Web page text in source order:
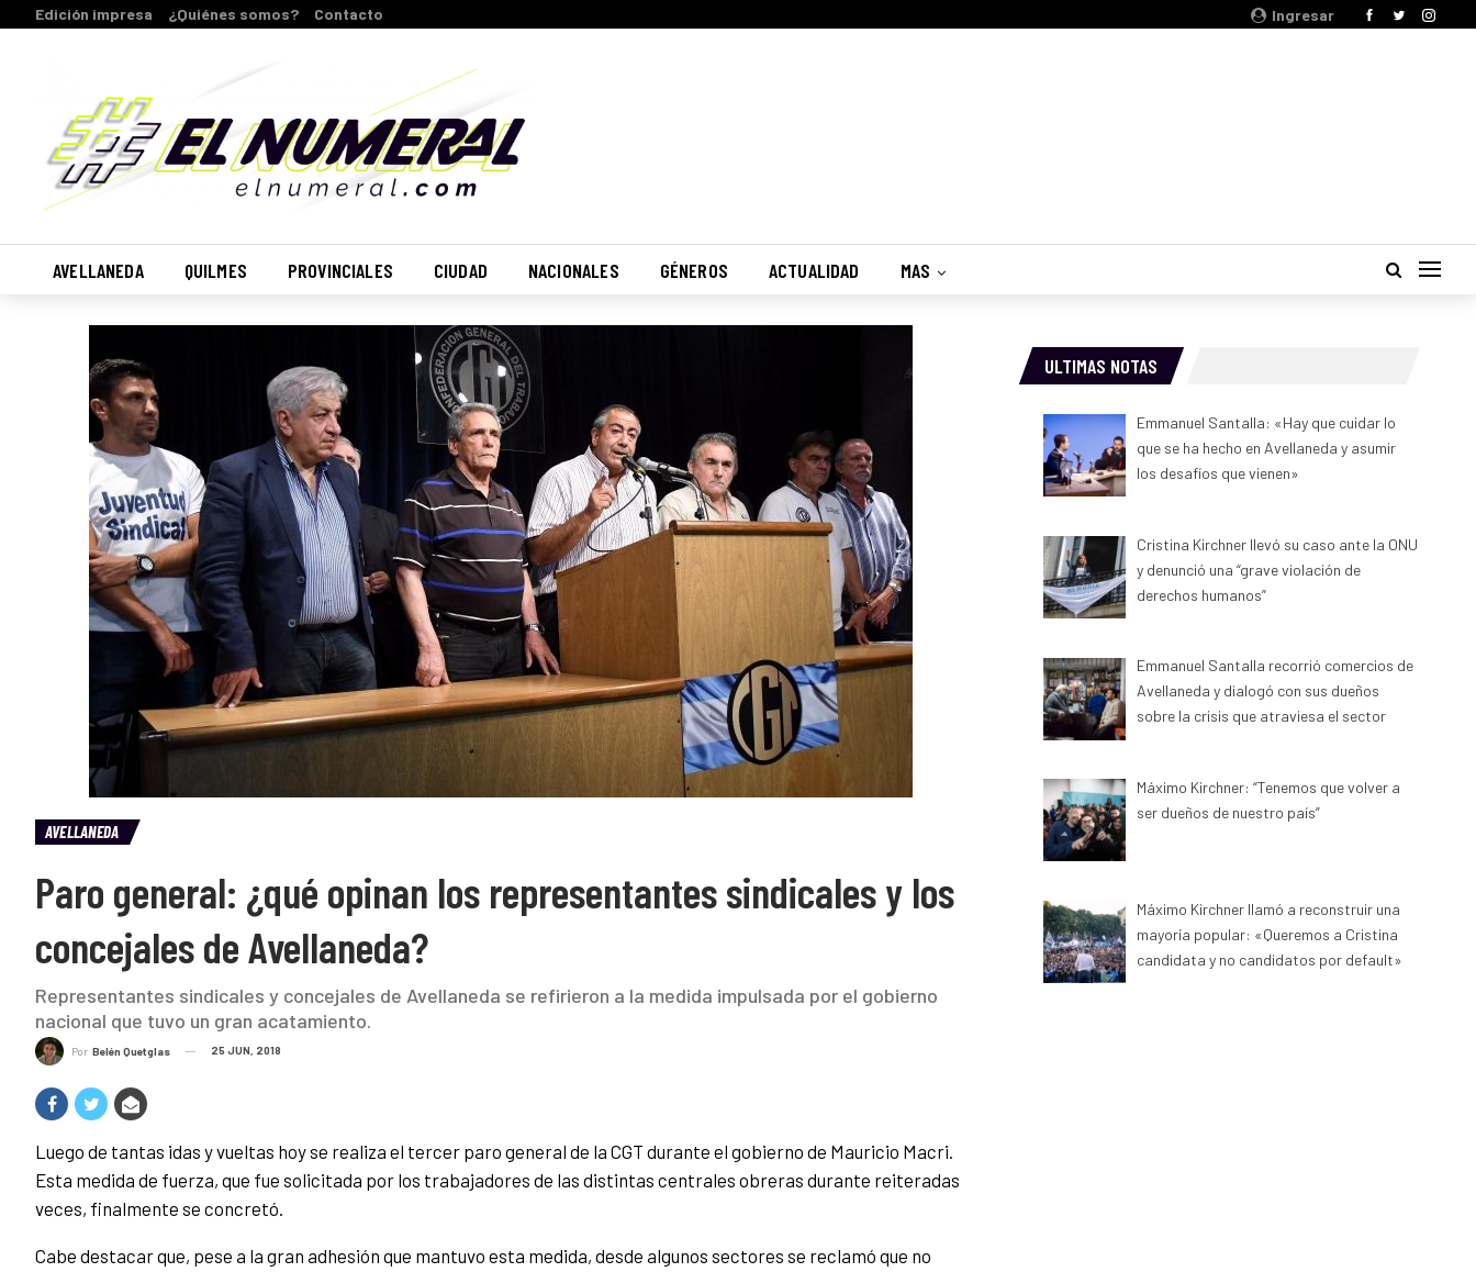
Ingresar
Edición impresa ¿Quiénes somos? Contacto
AVELLANEDA QUILMES PROVINCIALES CIUDAD NACIONALES GÉNEROS ACTUALIDAD MAS
AVELLANEDA
Paro general: ¿qué opinan los representantes sindicales y los
concejales de Avellaneda?
Representantes sindicales y concejales de Avellaneda se refirieron a la medida impulsada por el gobierno
nacional que tuvo un gran acatamiento.
Por Belén Quetglas 25 JUN, 2018
Luego de tantas idas y vueltas hoy se realiza el tercer paro general de la CGT durante el gobierno de Mauricio Macri.
Esta medida de fuerza, que fue solicitada por los trabajadores de las distintas centrales obreras durante reiteradas
veces, finalmente se concretó.
Cabe destacar que, pese a la gran adhesión que mantuvo esta medida, desde algunos sectores se reclamó que no
ULTIMAS NOTAS
Emmanuel Santalla: «Hay que cuidar lo
que se ha hecho en Avellaneda y asumir
los desafíos que vienen»
Cristina Kirchner llevó su caso ante la ONU
y denunció una “grave violación de
derechos humanos”
Emmanuel Santalla recorrió comercios de
Avellaneda y dialogó con sus dueños
sobre la crisis que atraviesa el sector
Máximo Kirchner: “Tenemos que volver a
ser dueños de nuestro país”
Máximo Kirchner llamó a reconstruir una
mayoría popular: «Queremos a Cristina
candidata y no candidatos por default»